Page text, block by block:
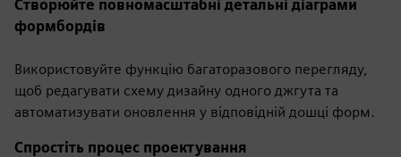
Створюйте повномасштабні детальні діаграми
формбордів
Використовуйте функцію багаторазового перегляду,
щоб редагувати схему дизайну одного джгута та
автоматизувати оновлення у відповідній дошці форм.
Спростіть процес проектування